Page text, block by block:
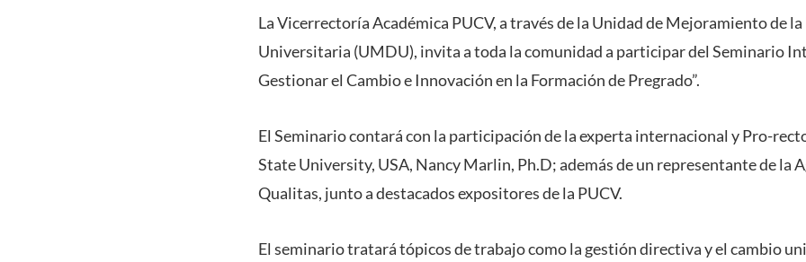
La Vicerrectoría Académica PUCV, a través de la Unidad de Mejoramiento de
Universitaria (UMDU), invita a toda la comunidad a participar del Seminario
Gestionar el Cambio e Innovación en la Formación de Pregrado”.
El Seminario contará con la participación de la experta internacional y Pro-
State University, USA, Nancy Marlin, Ph.D; además de un representante de la
Qualitas, junto a destacados expositores de la PUCV.
El seminario tratará tópicos de trabajo como la gestión directiva y el cambio